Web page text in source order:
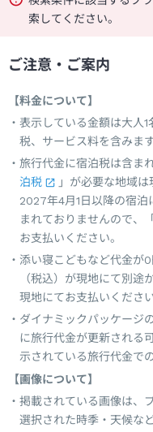
索してください。
ご注意・ご案内
【料金について】
表示している金額は大人
税、サービス料を含みます
旅行代金に宿泊税は含ま
泊税
」が必要な地域は
2027年4月1日以降の宿
まれておりませんので、「
お支払いください。
添い寝こどもなど代金が
（税込）が現地にて別途
現地にてお支払いください
ダイナミックパッケージ
に旅行代金が更新される
示されている旅行代金で
【画像について】
掲載されている画像は、
選択された時季・天候な